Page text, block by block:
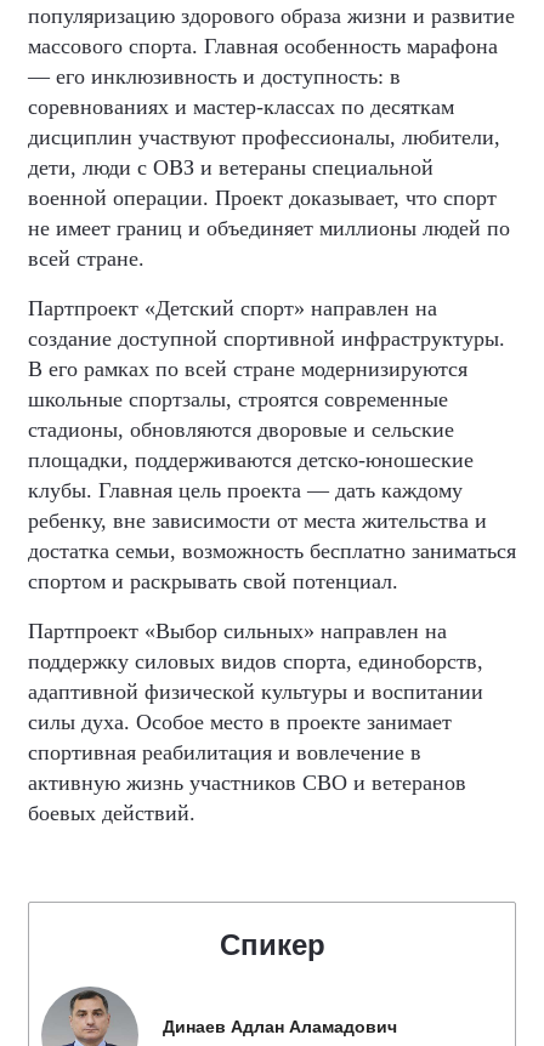
популяризацию здорового образа жизни и развитие
массового спорта. Главная особенность марафона
— его инклюзивность и доступность: в
соревнованиях и мастер-классах по десяткам
дисциплин участвуют профессионалы, любители,
дети, люди с ОВЗ и ветераны специальной
военной операции. Проект доказывает, что спорт
не имеет границ и объединяет миллионы людей по
всей стране.
Партпроект «Детский спорт» направлен на
создание доступной спортивной инфраструктуры.
В его рамках по всей стране модернизируются
школьные спортзалы, строятся современные
стадионы, обновляются дворовые и сельские
площадки, поддерживаются детско-юношеские
клубы. Главная цель проекта — дать каждому
ребенку, вне зависимости от места жительства и
достатка семьи, возможность бесплатно заниматься
спортом и раскрывать свой потенциал.
Партпроект «Выбор сильных» направлен на
поддержку силовых видов спорта, единоборств,
адаптивной физической культуры и воспитании
силы духа. Особое место в проекте занимает
спортивная реабилитация и вовлечение в
активную жизнь участников СВО и ветеранов
боевых действий.
Спикер
Динаев Адлан Аламадович